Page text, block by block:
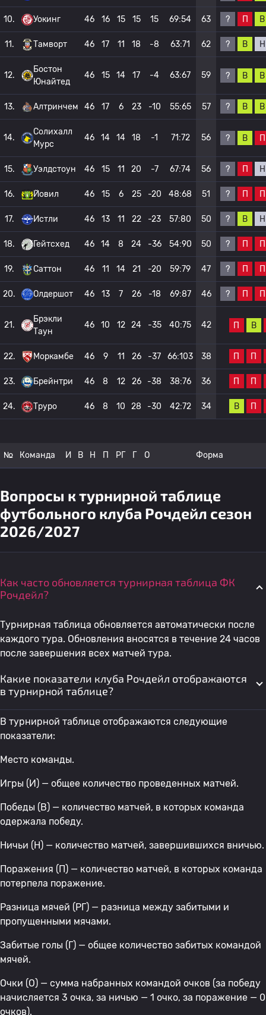
10. Уокинг 46 16 15 15 15 69:54 63 ? П В
11. Тамворт 46 17 11 18 -8 63:71 62 ? В Н
12.
Бостон
Юнайтед
46 15 14 17 -4 63:67 59 ? В В
13. Алтринчем 46 17 6 23 -10 55:65 57 ? В В
14.
Солихалл
Мурс
46 14 14 18 -1 71:72 56 ? В П
15. Уэлдстоун 46 15 11 20 -7 67:74 56 ? П Н
16. Йовил 46 15 6 25 -20 48:68 51 ? П П
17. Истли 46 13 11 22 -23 57:80 50 ? В Н
18. Гейтсхед 46 14 8 24 -36 54:90 50 ? П П
19. Саттон 46 11 14 21 -20 59:79 47 ? П П
20. Олдершот 46 13 7 26 -18 69:87 46 ? П П
21.
Брэкли
Таун
46 10 12 24 -35 40:75 42 П В
22. Моркамбе 46 9 11 26 -37 66:103 38 П П
23. Брейнтри 46 8 12 26 -38 38:76 36 П П
24. Труро 46 8 10 28 -30 42:72 34 В П
№ Команда И В Н П РГ Г О Форма
Вопросы к турнирной таблице
футбольного клуба Рочдейл сезон
2026/2027
Как часто обновляется турнирная таблица ФК
Рочдейл?
Турнирная таблица обновляется автоматически после
каждого тура. Обновления вносятся в течение 24 часов
после завершения всех матчей тура.
Какие показатели клуба Рочдейл отображаются
в турнирной таблице?
В турнирной таблице отображаются следующие
показатели:
Место команды.
Игры (И) — общее количество проведенных матчей.
Победы (В) — количество матчей, в которых команда
одержала победу.
Ничьи (Н) — количество матчей, завершившихся вничью.
Поражения (П) — количество матчей, в которых команда
потерпела поражение.
Разница мячей (РГ) — разница между забитыми и
пропущенными мячами.
Забитые голы (Г) — общее количество забитых командой
мячей.
Очки (О) — сумма набранных командой очков (за победу
начисляется 3 очка, за ничью — 1 очко, за поражение — 0
очков).